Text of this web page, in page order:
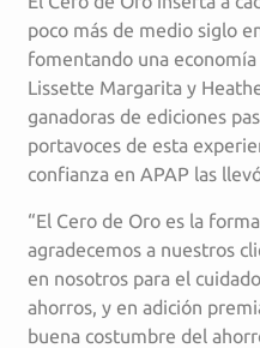
poco más de medio siglo
fomentando una economía
Lissette Margarita y
ganadoras de ediciones
portavoces de esta
confianza en APAP las
“El Cero de Oro es la
agradecemos a nuestros
en nosotros para el
ahorros, y en adición
buena costumbre del